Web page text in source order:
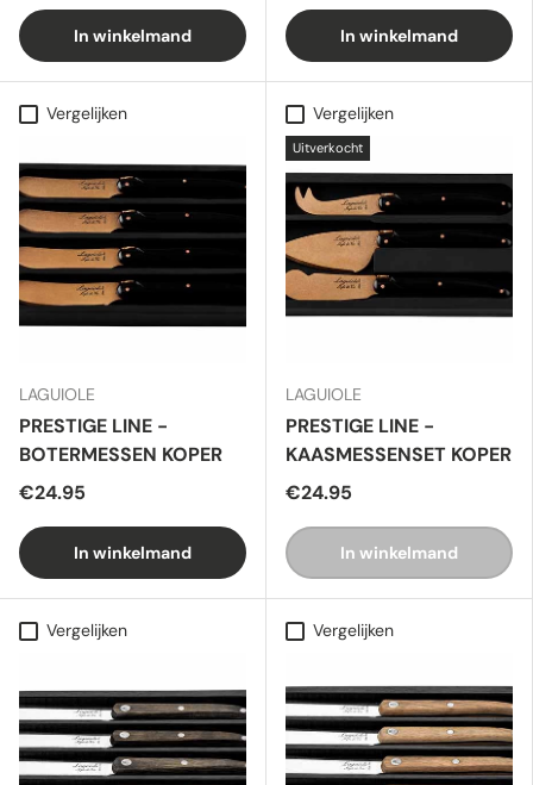
In winkelmand In winkelmand
Vergelijken
LAGUIOLE
PRESTIGE LINE -
BOTERMESSEN KOPER
€24.95
In winkelmand
Vergelijken
Uitverkocht
LAGUIOLE
PRESTIGE LINE -
KAASMESSENSET KOPER
€24.95
In winkelmand
Vergelijken Vergelijken